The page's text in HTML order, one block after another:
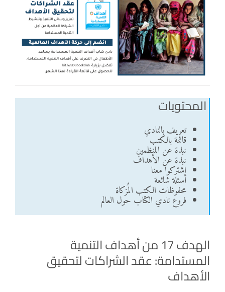
المحتويات
تعريف بالنادي
قائمة بالكتب
نبذة عن المنظمين
نبذة عن الأهداف
اشتركوا معنا
أسئلة شائعة
محفوظات الكتب المُزكاة
فروع نادي الكتاب حول العالم
الهدف 17 من أهداف التنمية
المستدامة: عقد الشراكات لتحقيق
الأهداف